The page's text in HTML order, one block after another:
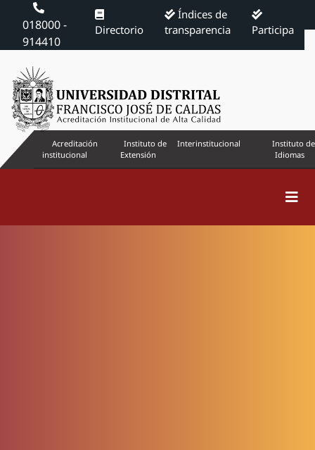
018000 -
914410
Directorio
Índices de
transparencia
Participa
Acreditación
institucional
Instituto de
Extensión
Interinstitucional
Instituto de
Idiomas